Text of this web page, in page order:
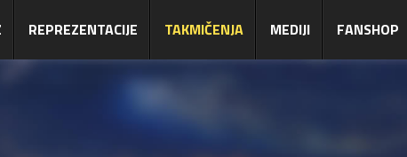
REPREZENTACIJE TAKMIČENJA MEDIJI FANSHOP